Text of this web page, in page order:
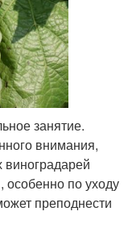
занятие.
внимания,
особенно по уходу
преподнести